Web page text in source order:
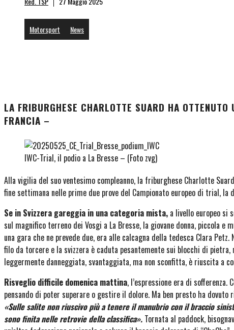
Motorsport News
LA FRIBURGHESE CHARLOTTE SUARD HA
FRANCIA –
IWC-Trial, il podio a La Bresse – (Foto zvg)
Alla vigilia del suo ventesimo compleanno, la friburghese Charlotte
fine settimana nelle prime due prove del Campionato europeo di trial,
Se in Svizzera gareggia in una categoria mista, a livello europeo si
sul magnifico terreno dei Vosgi a La Bresse, la giovane donna, piccola
una gara che ne prevede due, era alle calcagna della tedesca Clara
filo da torcere e la svizzera è caduta pesantemente sui blocchi di
leggermente danneggiata, svantaggiata, ma non sconfitta, è riuscita a
Risveglio difficile domenica mattina, l’espressione era di
pensando di poter superare o gestire il dolore. Ma ben presto ha
«Sulle salite non riuscivo più a tenere il manubrio con il braccio
sono finita nelle retrovie della classifica». Tornata al paddock,